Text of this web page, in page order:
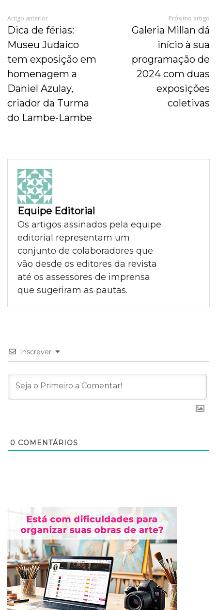
Artigo anterior
Dica de férias:
Museu Judaico
tem exposição em
homenagem a
Daniel Azulay,
criador da Turma
do Lambe-Lambe
Próximo artigo
Galeria Millan dá
início à sua
programação de
2024 com duas
exposições
coletivas
Equipe Editorial
Os artigos assinados pela equipe
editorial representam um
conjunto de colaboradores que
vão desde os editores da revista
até os assessores de imprensa
que sugeriram as pautas.
Inscrever
0 COMENTÁRIOS